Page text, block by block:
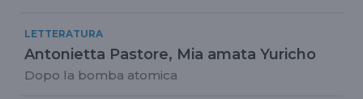
LETTERATURA
Antonietta Pastore, Mia amata Yuricho
Dopo la bomba atomica